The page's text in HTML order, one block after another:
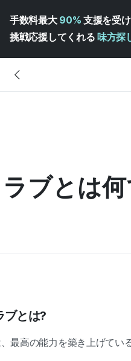
手数料最大 90% 支援を受け
挑戦応援してくれる 味方探
ブとは
ブとは?
最高の能力を築き上げてい